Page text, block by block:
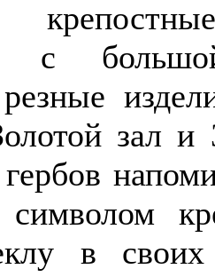
с
резные
зал и
гербов
в